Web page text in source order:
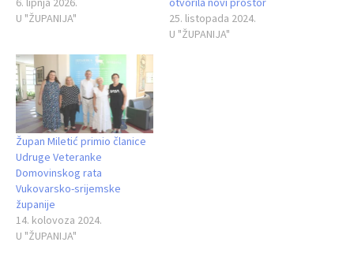
U "ŽUPANIJA"
25. listopada 2024.
U "ŽUPANIJA"
Župan Miletić primio članice
Udruge Veteranke
Domovinskog rata
Vukovarsko-srijemske
županije
14. kolovoza 2024.
U "ŽUPANIJA"